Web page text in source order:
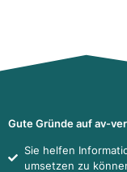
Gute Gründe auf av-
Sie helfen
umsetzen zu